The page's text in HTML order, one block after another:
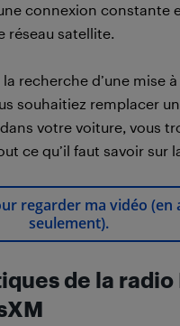
connexion constante
réseau satellite.
recherche d’une mise
souhaitiez remplacer
votre voiture, vous
ce qu’il faut savoir sur
regarder ma vidéo (en
seulement).
de la radio